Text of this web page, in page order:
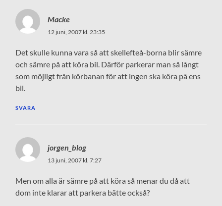
Macke
12 juni, 2007 kl. 23:35
Det skulle kunna vara så att skellefteå-borna blir sämre
och sämre på att köra bil. Därför parkerar man så långt
som möjligt från körbanan för att ingen ska köra på ens
bil.
SVARA
jorgen_blog
13 juni, 2007 kl. 7:27
Men om alla är sämre på att köra så menar du då att
dom inte klarar att parkera bätte också?